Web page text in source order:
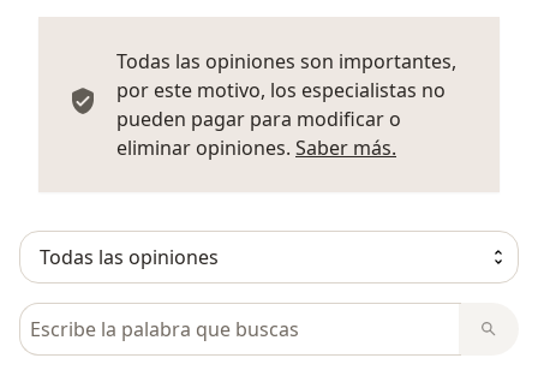
Todas las opiniones son importantes,
por este motivo, los especialistas no
pueden pagar para modificar o
eliminar opiniones. Saber más.
Busca en opiniones